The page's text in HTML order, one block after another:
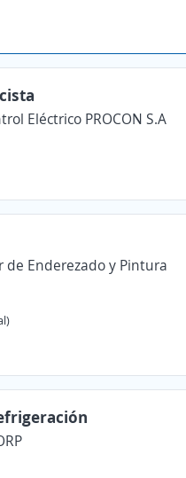
Eléctrico PROCON S.A
Enderezado y Pintura